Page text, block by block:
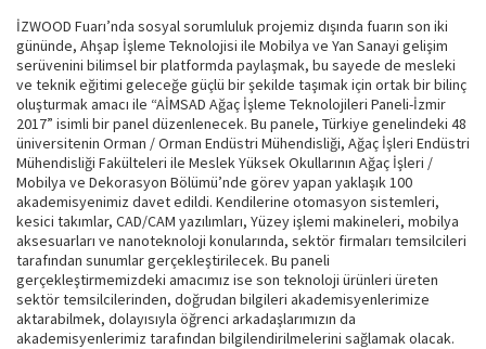
İZWOOD Fuarı’nda sosyal sorumluluk projemiz dışında fuarın son iki
gününde, Ahşap İşleme Teknolojisi ile Mobilya ve Yan Sanayi gelişim
serüvenini bilimsel bir platformda paylaşmak, bu sayede de mesleki
ve teknik eğitimi geleceğe güçlü bir şekilde taşımak için ortak bir bilinç
oluşturmak amacı ile “AİMSAD Ağaç İşleme Teknolojileri Paneli-İzmir
2017” isimli bir panel düzenlenecek. Bu panele, Türkiye genelindeki 48
üniversitenin Orman / Orman Endüstri Mühendisliği, Ağaç İşleri Endüstri
Mühendisliği Fakülteleri ile Meslek Yüksek Okullarının Ağaç İşleri /
Mobilya ve Dekorasyon Bölümü’nde görev yapan yaklaşık 100
akademisyenimiz davet edildi. Kendilerine otomasyon sistemleri,
kesici takımlar, CAD/CAM yazılımları, Yüzey işlemi makineleri, mobilya
aksesuarları ve nanoteknoloji konularında, sektör firmaları temsilcileri
tarafından sunumlar gerçekleştirilecek. Bu paneli
gerçekleştirmemizdeki amacımız ise son teknoloji ürünleri üreten
sektör temsilcilerinden, doğrudan bilgileri akademisyenlerimize
aktarabilmek, dolayısıyla öğrenci arkadaşlarımızın da
akademisyenlerimiz tarafından bilgilendirilmelerini sağlamak olacak.